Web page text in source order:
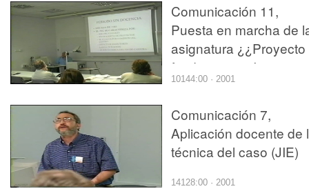
la EUITI de Valencia
Comunicación 11,
Puesta en marcha de
asignatura ¿¿Proyecto
fin de carrera I¿¿ para
informáticos (JIE)
10144:00 · 2001
Comunicación 7,
Aplicación docente de
técnica del caso (JIE)
14128:00 · 2001